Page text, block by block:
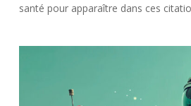
santé pour apparaître dans ces